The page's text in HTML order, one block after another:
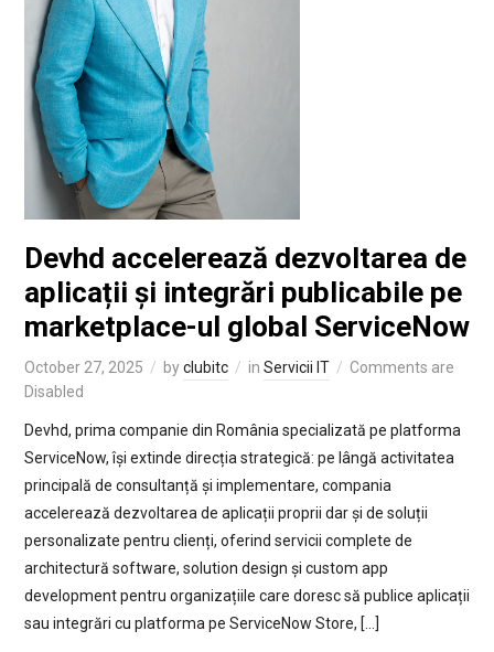
Devhd accelerează dezvoltarea de
aplicații și integrări publicabile pe
marketplace-ul global ServiceNow
October 27, 2025 byclubitc in Servicii IT
Comments are
Disabled
Devhd, prima companie din România specializată pe platforma
ServiceNow, își extinde direcția strategică: pe lângă activitatea
principală de consultanță și implementare, compania
accelerează dezvoltarea de aplicații proprii dar și de soluții
personalizate pentru clienți, oferind servicii complete de
architectură software, solution design și custom app
development pentru organizațiile care doresc să publice aplicații
sau integrări cu platforma pe ServiceNow Store, […]